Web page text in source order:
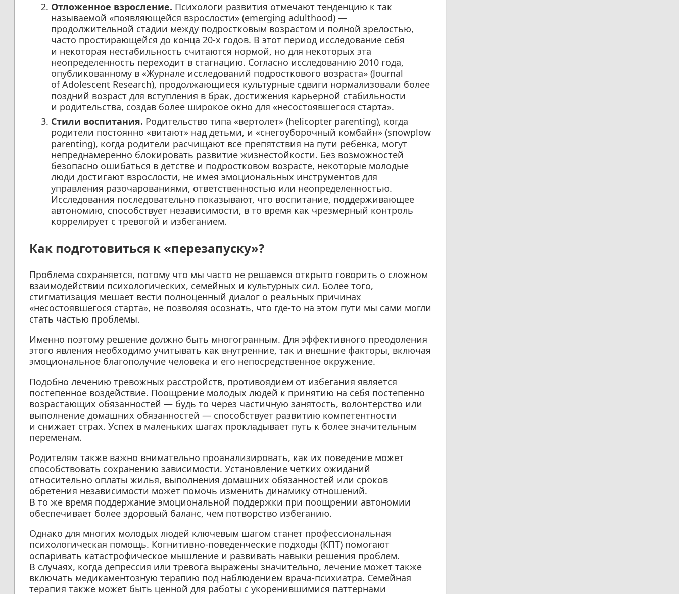
Отложенное взросление. Психологи развития отмечают тенденцию к так
называемой «появляющейся взрослости» (emerging adulthood) —
продолжительной стадии между подростковым возрастом и полной зрелостью,
часто простирающейся до конца 20-х годов. В этот период исследование себя
и некоторая нестабильность считаются нормой, но для некоторых эта
неопределенность переходит в стагнацию. Согласно исследованию 2010 года,
опубликованному в «Журнале исследований подросткового возраста» (Journal
of Adolescent Research), продолжающиеся культурные сдвиги нормализовали более
поздний возраст для вступления в брак, достижения карьерной стабильности
и родительства, создав более широкое окно для «несостоявшегося старта».
Стили воспитания. Родительство типа «вертолет» (helicopter parenting), когда
родители постоянно «витают» над детьми, и «снегоуборочный комбайн» (snowplow
parenting), когда родители расчищают все препятствия на пути ребенка, могут
непреднамеренно блокировать развитие жизнестойкости. Без возможностей
безопасно ошибаться в детстве и подростковом возрасте, некоторые молодые
люди достигают взрослости, не имея эмоциональных инструментов для
управления разочарованиями, ответственностью или неопределенностью.
Исследования последовательно показывают, что воспитание, поддерживающее
автономию, способствует независимости, в то время как чрезмерный контроль
коррелирует с тревогой и избеганием.
Как подготовиться к «перезапуску»?
Проблема сохраняется, потому что мы часто не решаемся открыто говорить о сложном
взаимодействии психологических, семейных и культурных сил. Более того,
стигматизация мешает вести полноценный диалог о реальных причинах
«несостоявшегося старта», не позволяя осознать, что где-то на этом пути мы сами могли
стать частью проблемы.
Именно поэтому решение должно быть многогранным. Для эффективного преодоления
этого явления необходимо учитывать как внутренние, так и внешние факторы, включая
эмоциональное благополучие человека и его непосредственное окружение.
Подобно лечению тревожных расстройств, противоядием от избегания является
постепенное воздействие. Поощрение молодых людей к принятию на себя постепенно
возрастающих обязанностей — будь то через частичную занятость, волонтерство или
выполнение домашних обязанностей — способствует развитию компетентности
и снижает страх. Успех в маленьких шагах прокладывает путь к более значительным
переменам.
Родителям также важно внимательно проанализировать, как их поведение может
способствовать сохранению зависимости. Установление четких ожиданий
относительно оплаты жилья, выполнения домашних обязанностей или сроков
обретения независимости может помочь изменить динамику отношений.
В то же время поддержание эмоциональной поддержки при поощрении автономии
обеспечивает более здоровый баланс, чем потворство избеганию.
Однако для многих молодых людей ключевым шагом станет профессиональная
психологическая помощь. Когнитивно-поведенческие подходы (КПТ) помогают
оспаривать катастрофическое мышление и развивать навыки решения проблем.
В случаях, когда депрессия или тревога выражены значительно, лечение может также
включать медикаментозную терапию под наблюдением врача-психиатра. Семейная
терапия также может быть ценной для работы с укоренившимися паттернами